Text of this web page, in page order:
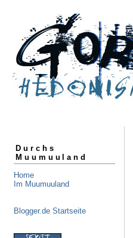
Durchs
Muumuuland
Home
Im Muumuuland
Blogger.de Startseite